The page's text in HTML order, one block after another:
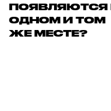
ПОЯВЛЯЮТСЯ
ОДНОМ И ТОМ
ЖЕ МЕСТЕ?